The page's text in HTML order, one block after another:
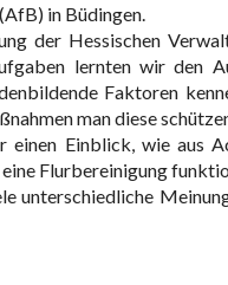
in Büdingen.
der Hessischen
lernten wir den
Faktoren
man diese
einen Einblick, wie aus
Flurbereinigung
unterschiedliche